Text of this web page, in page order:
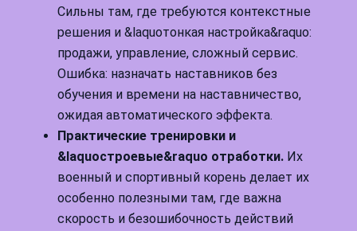
Сильны там, где требуются контекстные
решения и &laquoтонкая настройка&raquo:
продажи, управление, сложный сервис.
Ошибка: назначать наставников без
обучения и времени на наставничество,
ожидая автоматического эффекта.
Практические тренировки и
&laquoстроевые&raquo отработки. Их
военный и спортивный корень делает их
особенно полезными там, где важна
скорость и безошибочность действий